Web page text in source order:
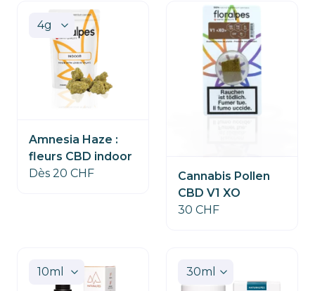
Amnesia Haze :
fleurs CBD indoor
Dès 20 CHF
Cannabis Pollen
CBD V1 XO
30 CHF